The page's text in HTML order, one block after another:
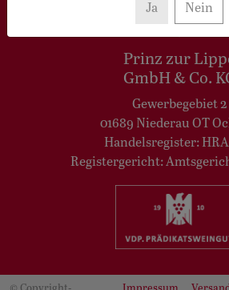
Ja Nein
Prinz zur
GmbH & Co.
Gewerbegebiet 2
01689 Niederau OT
Handelsregister: HRA
Registergericht: